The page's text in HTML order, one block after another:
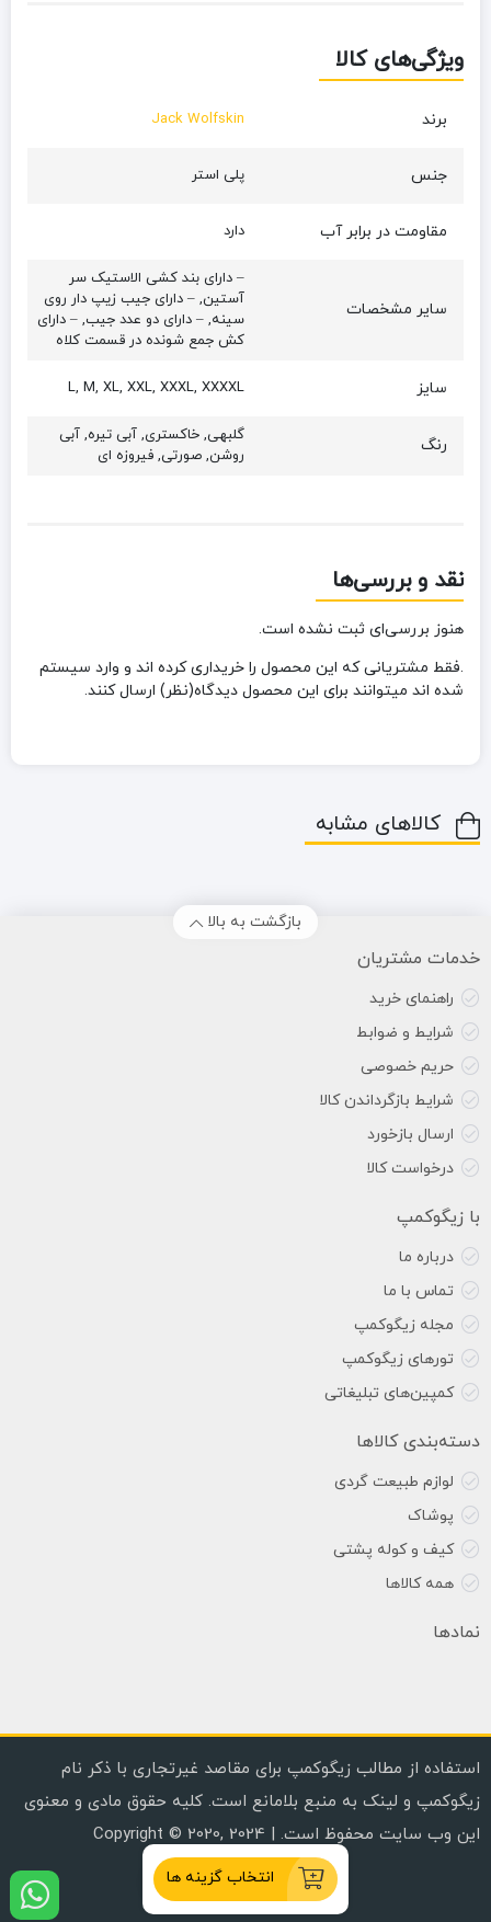
ویژگی‌های کالا
برند Jack Wolfskin
جنس پلی استر
مقاومت در برابر آب دارد
سایر مشخصات
– دارای بند کشی الاستیک سر
آستین, – دارای جیب زیپ دار روی
سینه, – دارای دو عدد جیب, – دارای
کش جمع شونده در قسمت کلاه
سایز L, M, XL, XXL, XXXL, XXXXL
رنگ
گلبهی, خاکستری, آبی تیره, آبی
روشن, صورتی, فیروزه ای
نقد و بررسی‌ها
هنوز بررسی‌ای ثبت نشده است.
.فقط مشتریانی که این محصول را خریداری کرده اند و وارد سیستم
شده اند میتوانند برای این محصول دیدگاه(نظر) ارسال کنند.
کالاهای مشابه
بازگشت به بالا
خدمات مشتریان
راهنمای خرید
شرایط و ضوابط
حریم خصوصی
شرایط بازگرداندن کالا
ارسال بازخورد
درخواست کالا
با زیگوکمپ
درباره ما
تماس با ما
مجله زیگوکمپ
تورهای زیگوکمپ
کمپین‌های تبلیغاتی
دسته‌بندی کالاها
لوازم طبیعت گردی
پوشاک
کیف و کوله پشتی
همه کالاها
نمادها
استفاده از مطالب زیگوکمپ برای مقاصد غیرتجاری با ذکر نام
زیگوکمپ و لینک به منبع بلامانع است. کلیه حقوق مادی و معنوی
این وب سایت محفوظ است. | Copyright © 2020, 2024
انتخاب گزینه ها